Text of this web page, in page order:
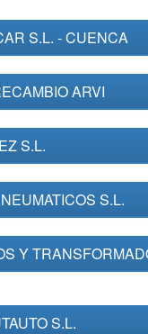
S.L. - CUENCA
ARVI
S.L.
S.L.
Y
S.L.